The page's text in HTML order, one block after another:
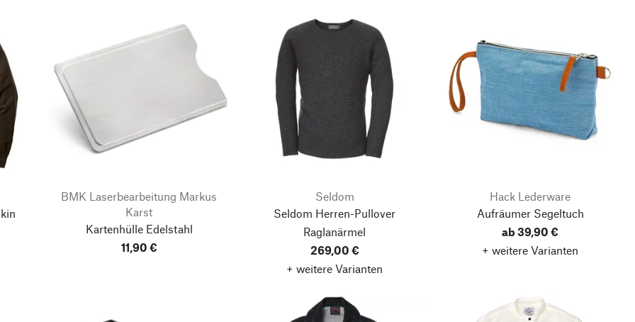
BMK Laserbearbeitung Markus
Karst
Kartenhülle Edelstahl
11,90 €
Seldom
Seldom Herren-Pullover
Raglanärmel
269,00 €
+ weitere Varianten
Hack Lederware
Aufräumer Segeltuch
ab 39,90 €
+ weitere Varianten